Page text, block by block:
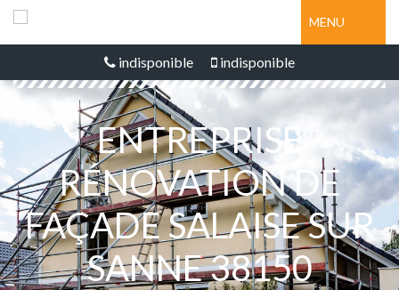
MENU
indisponible indisponible
ENTREPRISE
RÉNOVATION DE
FAÇADE SALAISE SUR
SANNE 38150